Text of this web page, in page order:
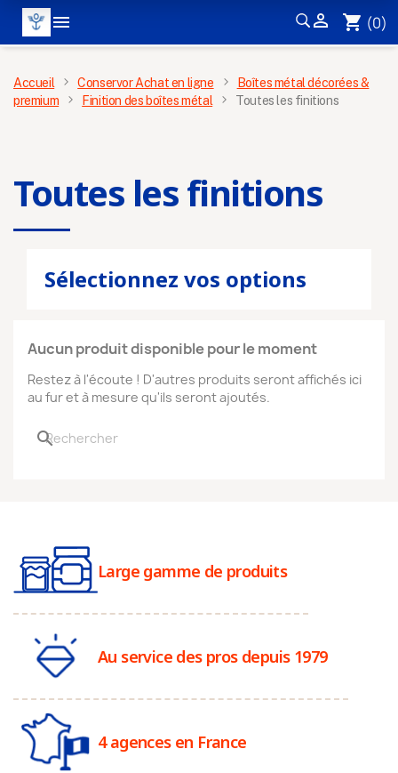
  shopping_cart (0)
MENU
Accueil Conservor Achat en ligne
Boîtes métal décorées &
premium
Finition des boîtes métal Toutes les finitions
Toutes les finitions
Sélectionnez vos options
Aucun produit disponible pour le moment
Restez à l'écoute ! D'autres produits seront affichés ici
au fur et à mesure qu'ils seront ajoutés.
search
Large gamme de produits
Au service des pros depuis 1979
4 agences en France